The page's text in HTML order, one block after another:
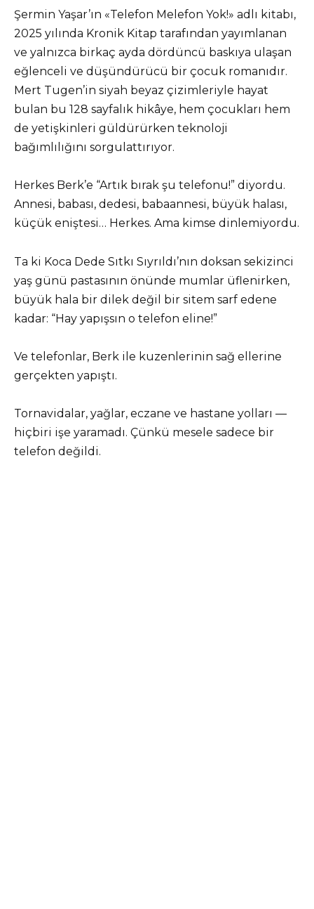
Şermin Yaşar’ın «Telefon Melefon Yok!» adlı kitabı,
2025 yılında Kronik Kitap tarafından yayımlanan
ve yalnızca birkaç ayda dördüncü baskıya ulaşan
eğlenceli ve düşündürücü bir çocuk romanıdır.
Mert Tugen’in siyah beyaz çizimleriyle hayat
bulan bu 128 sayfalık hikâye, hem çocukları hem
de yetişkinleri güldürürken teknoloji
bağımlılığını sorgulattırıyor.
Herkes Berk’e “Artık bırak şu telefonu!” diyordu.
Annesi, babası, dedesi, babaannesi, büyük halası,
küçük eniştesi… Herkes. Ama kimse dinlemiyordu.
Ta ki Koca Dede Sıtkı Sıyrıldı’nın doksan sekizinci
yaş günü pastasının önünde mumlar üflenirken,
büyük hala bir dilek değil bir sitem sarf edene
kadar: “Hay yapışsın o telefon eline!”
Ve telefonlar, Berk ile kuzenlerinin sağ ellerine
gerçekten yapıştı.
Tornavidalar, yağlar, eczane ve hastane yolları —
hiçbiri işe yaramadı. Çünkü mesele sadece bir
telefon değildi.